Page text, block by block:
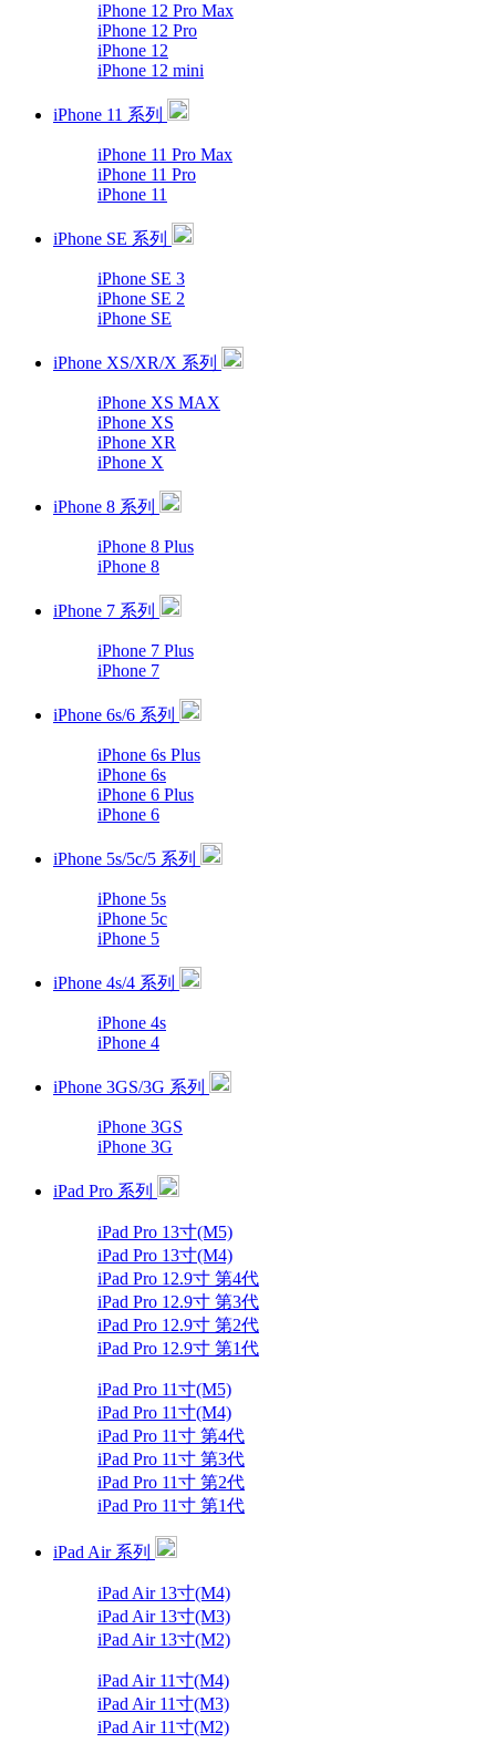
iPhone 12 Pro Max
iPhone 12 Pro
iPhone 12
iPhone 12 mini
iPhone 11 系列
iPhone 11 Pro Max
iPhone 11 Pro
iPhone 11
iPhone SE 系列
iPhone SE 3
iPhone SE 2
iPhone SE
iPhone XS/XR/X 系列
iPhone XS MAX
iPhone XS
iPhone XR
iPhone X
iPhone 8 系列
iPhone 8 Plus
iPhone 8
iPhone 7 系列
iPhone 7 Plus
iPhone 7
iPhone 6s/6 系列
iPhone 6s Plus
iPhone 6s
iPhone 6 Plus
iPhone 6
iPhone 5s/5c/5 系列
iPhone 5s
iPhone 5c
iPhone 5
iPhone 4s/4 系列
iPhone 4s
iPhone 4
iPhone 3GS/3G 系列
iPhone 3GS
iPhone 3G
iPad Pro 系列
iPad Pro 13寸(M5)
iPad Pro 13寸(M4)
iPad Pro 12.9寸 第4代
iPad Pro 12.9寸 第3代
iPad Pro 12.9寸 第2代
iPad Pro 12.9寸 第1代
iPad Pro 11寸(M5)
iPad Pro 11寸(M4)
iPad Pro 11寸 第4代
iPad Pro 11寸 第3代
iPad Pro 11寸 第2代
iPad Pro 11寸 第1代
iPad Air 系列
iPad Air 13寸(M4)
iPad Air 13寸(M3)
iPad Air 13寸(M2)
iPad Air 11寸(M4)
iPad Air 11寸(M3)
iPad Air 11寸(M2)